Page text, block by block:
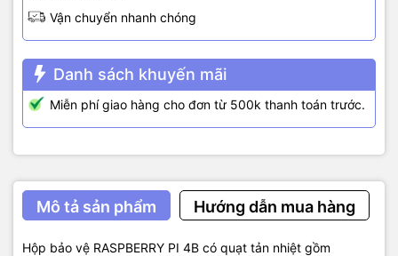
Vận chuyển nhanh chóng
Danh sách khuyến mãi
Miễn phí giao hàng cho đơn từ 500k thanh toán trước.
Mô tả sản phẩm Hướng dẫn mua hàng
Hộp bảo vệ RASPBERRY PI 4B có quạt tản nhiệt gồm